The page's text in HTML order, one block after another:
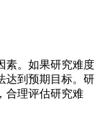
素。如果研究难度
达到预期目标。研
合理评估研究难